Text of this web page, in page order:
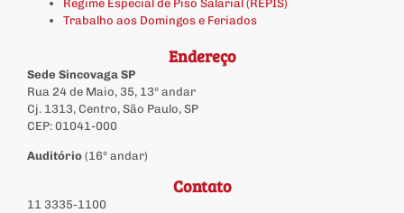
Regime Especial de Piso Salarial (REPIS)
Trabalho aos Domingos e Feriados
Endereço
Sede Sincovaga SP
Rua 24 de Maio, 35, 13º andar
Cj. 1313, Centro, São Paulo, SP
CEP: 01041-000
Auditório (16º andar)
Contato
11 3335-1100